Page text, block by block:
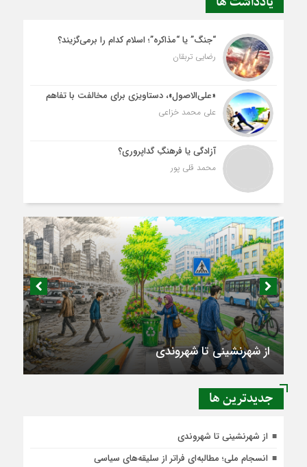
“جنگ” یا “مذاکره”؛ اسلام کدام را برمی‌گزیند؟
رضایی تربقان
«علی‌الاصول»، دستاویزی برای مخالفت با تفاهم
علی محمد خزاعی
آزادگی یا فرهنگِ گداپروری؟
محمد قلی پور
از شهرنشینی تا شهروندی
جديدترين ها
از شهرنشینی تا شهروندی
انسجام ملی؛ مطالبه‌ای فراتر از سلیقه‌های سیاسی